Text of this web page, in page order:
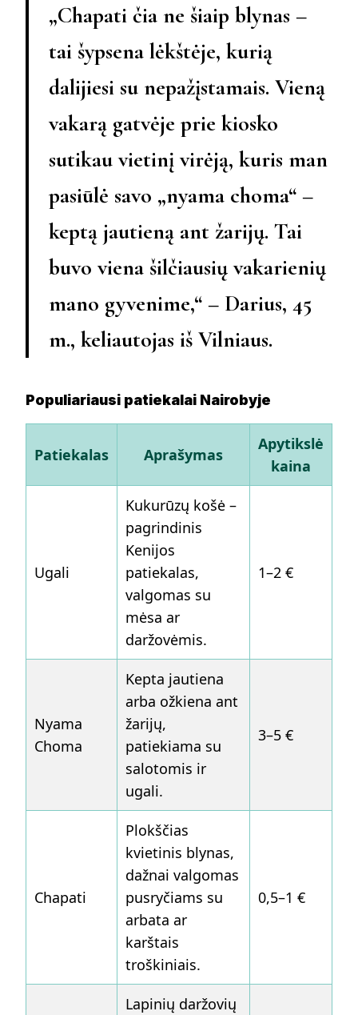
„Chapati čia ne šiaip blynas –
tai šypsena lėkštėje, kurią
dalijiesi su nepažįstamais. Vieną
vakarą gatvėje prie kiosko
sutikau vietinį virėją, kuris man
pasiūlė savo „nyama choma“ –
keptą jautieną ant žarijų. Tai
buvo viena šilčiausių vakarienių
mano gyvenime,“ – Darius, 45
m., keliautojas iš Vilniaus.
Populiariausi patiekalai Nairobyje
Patiekalas Aprašymas
Apytikslė
kaina
Ugali
Kukurūzų košė –
pagrindinis
Kenijos
patiekalas,
valgomas su
mėsa ar
daržovėmis.
1–2 €
Nyama
Choma
Kepta jautiena
arba ožkiena ant
žarijų,
patiekiama su
salotomis ir
ugali.
3–5 €
Chapati
Plokščias
kvietinis blynas,
dažnai valgomas
pusryčiams su
arbata ar
karštais
troškiniais.
0,5–1 €
Lapinių daržovių